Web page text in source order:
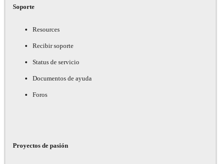
Soporte
Resources
Recibir soporte
Status de servicio
Documentos de ayuda
Foros
Proyectos de pasión